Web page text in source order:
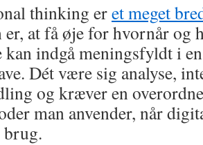
thinking eret meget
er, at få øje for hvornår og
indgå meningsfyldt i
Dét være sig analyse,
og kræver en
man anvender, når
brug.